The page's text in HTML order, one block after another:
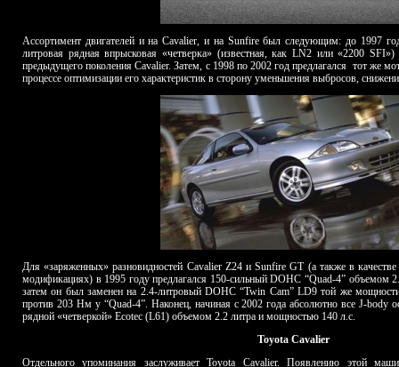
Ассортимент двигателей и на Cavalier, и на Sunfire был следующим: до 1997
литровая рядная впрысковая «четверка» (известная, как LN2 или «2200 SFI»)
предыдущего поколения Cavalier. Затем, с 1998 по 2002 год предлагался тот же
процессе оптимизации его характеристик в сторону уменьшения выбросов,
Для «заряженных» разновидностей Cavalier Z24 и Sunfire GT (а также в
модификациях) в 1995 году предлагался 150-сильныйDOHC “Quad-4” объемом
затем он был заменен на 2.4-литровый DOHC “Twin Cam” LD9 той же
против 203 Нм у “Quad-4”. Наконец, начиная с 2002 года абсолютно все J-body
рядной «четверкой» Ecotec (L61) объемом 2.2 литра и мощностью 140 л.с.
Toyota Cavalier
Отдельного упоминания заслуживает Toyota Cavalier. Появлению этой